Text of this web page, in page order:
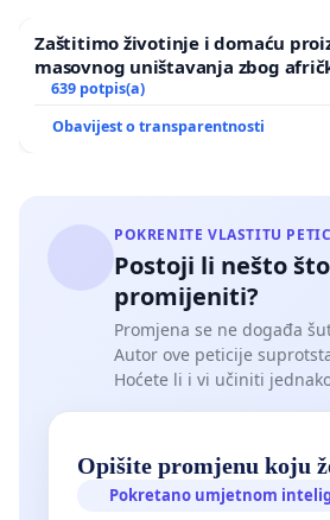
Zaštitimo životinje i domaću
masovnog uništavanja zbog
639 potpis(a)
Obavijest o transparentnosti
POKRENITE VLASTITU
Postoji li nešto
promijeniti?
Promjena se ne događa
Autor ove peticije
Hoćete li i vi učiniti
Opišite promjenu koju
Pokretano umjetnom